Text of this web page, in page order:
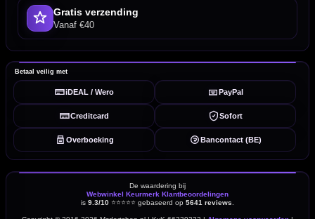
Gratis verzending
Vanaf €40
Betaal veilig met
iDEAL / Wero PayPal
Creditcard Sofort
Overboeking Bancontact (BE)
De waardering bij
Webwinkel Keurmerk Klantbeoordelingen
is 9.3/10 ⭐⭐⭐⭐⭐ gebaseerd op 5641 reviews